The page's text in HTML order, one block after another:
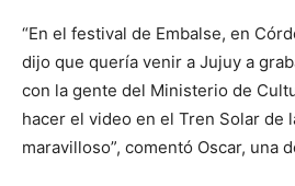
“En el festival de Embalse, en
dijo que quería venir a Jujuy a
con la gente del Ministerio de
hacer el video en el Tren Solar de
maravilloso”, comentó Oscar, una